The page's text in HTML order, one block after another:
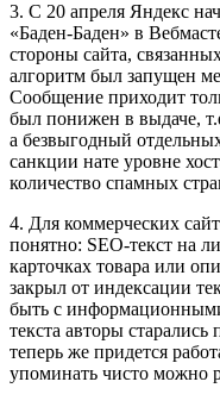
3. С 20 апреля Яндекс
«Баден-Баден» в
стороны сайта,
алгоритм был запущен
Сообщение приходит
был понижен в выдаче,
а безвыгодный
санкции нате уровне
количество спамных
4. Для коммерческих
понятно: SEO-текст на
карточках товара или
закрыл от индексации
быть с
текста авторы
теперь же придется
упоминать чисто можно